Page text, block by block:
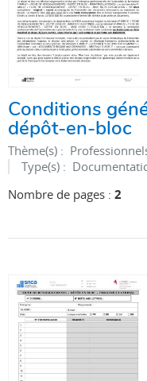
Conditions
dépôt-en-bloc
Thème(s) :
Type(s) :
Nombre de pages : 2